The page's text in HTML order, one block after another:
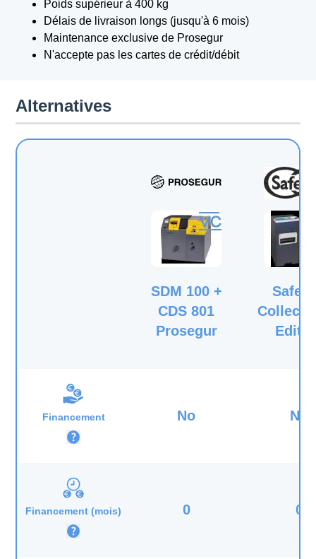
Poids supérieur à 400 kg
Délais de livraison longs (jusqu'à 6 mois)
Maintenance exclusive de Prosegur
N'accepte pas les cartes de crédit/débit
Alternatives
SDM 100 +
CDS 801
Prosegur
Collect
Financement No No
Financement (mois) 0 0